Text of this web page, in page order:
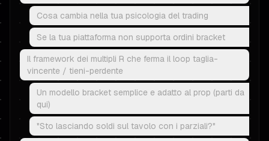
Cosa cambia nella tua psicologia del trading
Se la tua piattaforma non supporta ordini bracket
Il framework dei multipli R che ferma il loop taglia-
vincente / tieni-perdente
Un modello bracket semplice e adatto al prop (parti da
qui)
"Sto lasciando soldi sul tavolo con i parziali?"